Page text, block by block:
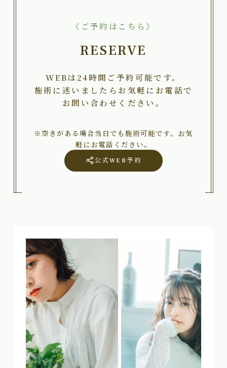
《ご予約はこちら》
RESERVE
WEBは24時間ご予約可能です。
施術に迷いましたらお気軽にお電話で
お問い合わせください。
※空きがある場合当日でも施術可能です。お気
軽にお電話ください。
公式WEB予約